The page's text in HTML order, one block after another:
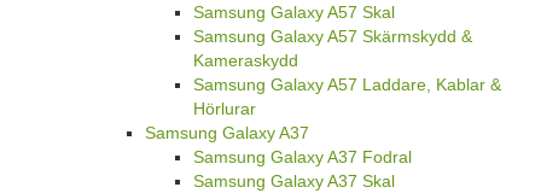
Samsung Galaxy A57 Skal
Samsung Galaxy A57 Skärmskydd &
Kameraskydd
Samsung Galaxy A57 Laddare, Kablar &
Hörlurar
Samsung Galaxy A37
Samsung Galaxy A37 Fodral
Samsung Galaxy A37 Skal